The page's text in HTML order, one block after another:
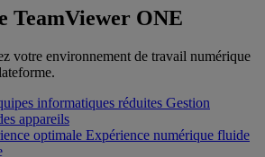
TeamViewer ONE
votre environnement de travail numérique
informatiques réduites Gestion
appareils
optimale Expérience numérique fluide